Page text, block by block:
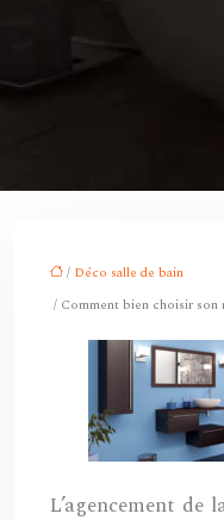
/ Déco salle de bain
/ Comment bien choisir son
L’agencement